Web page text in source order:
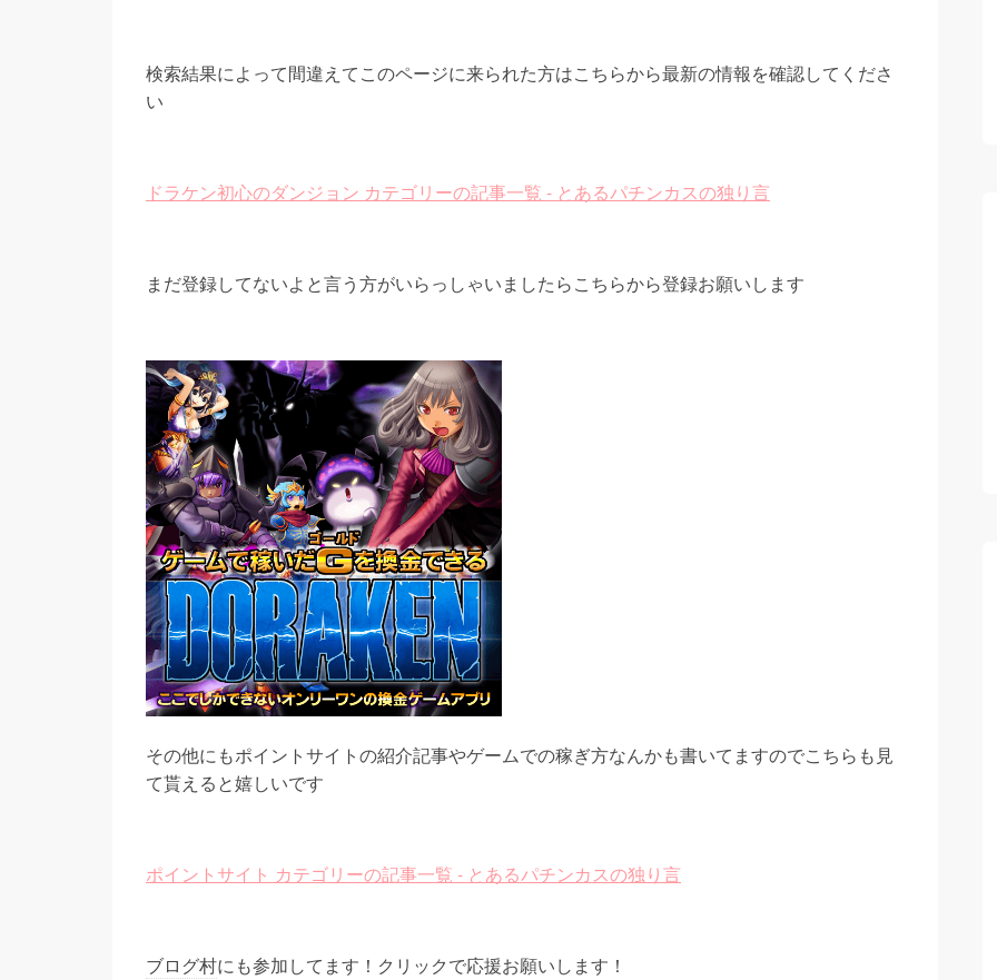
検索結果によって間違えてこのページに来られた方はこちらから最新の情報を確認してくださ
い
ドラケン初心のダンジョン カテゴリーの記事一覧 - とあるパチンカスの独り言
まだ登録してないよと言う方がいらっしゃいましたらこちらから登録お願いします
その他にもポイントサイトの紹介記事やゲームでの稼ぎ方なんかも書いてますのでこちらも見
て貰えると嬉しいです
ポイントサイト カテゴリーの記事一覧 - とあるパチンカスの独り言
ブログ村にも参加してます！クリックで応援お願いします！